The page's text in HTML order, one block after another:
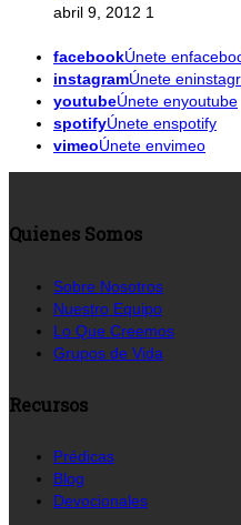
abril 9, 2012 1
facebookÚnete
instagramÚnete
youtubeÚnete enyoutube
spotifyÚnete enspotify
vimeoÚnete envimeo
Quienes Somos
Sobre Nosotros
Nuestro Equipo
Lo Que Creemos
Grupos de Vida
Recursos
Prédicas
Blog
Devocionales